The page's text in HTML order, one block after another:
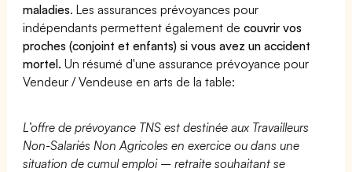
maladies. Les assurances prévoyances pour
indépendants permettent également decouvrir vos
proches (conjoint et enfants) si vous avez un accident
mortel. Un résumé d'une assurance prévoyance pour
Vendeur / Vendeuse en arts de la table:
L’offre de prévoyance TNS est destinée aux Travailleurs
Non-Salariés Non Agricoles en exercice ou dans une
situation de cumul emploi – retraite souhaitant se